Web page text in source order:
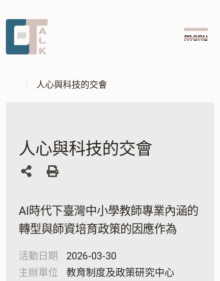
到
主
要
容
menu
人心與科技的交會
人心與科技的交會
列
AI時代下臺灣中小學教師專業內涵的
轉型與師資培育政策的因應作為
活動日期
2026-03-30
主辦單位
教育制度及政策研究中心